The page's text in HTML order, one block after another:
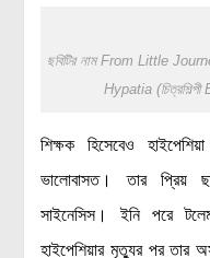
ছবিটির নাম From Little
Hypatia
শিক্ষক হিসেবেও
ভালোবাসত। তার প্রিয়
সাইনেসিস। ইনি পরে
হাইপেশিয়ার মৃত্যুর পর তার